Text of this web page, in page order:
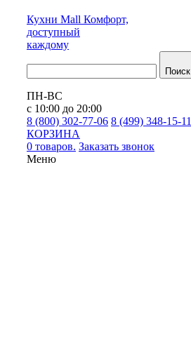
Кухни Mall Комфорт,
доступный
каждому
Поиск
ПН-ВС
с 10:00 до 20:00
8 (800) 302-77-06 8 (499) 348-15-11
КОРЗИНА
0 товаров. Заказать звонок
Меню